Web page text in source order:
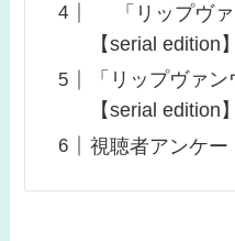
「リップヴァ
【serial
「リップヴァ
【serial edition
視聴者アンケー